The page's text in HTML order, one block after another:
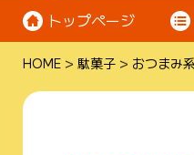
トップページ
HOME 駄菓子 おつまみ系